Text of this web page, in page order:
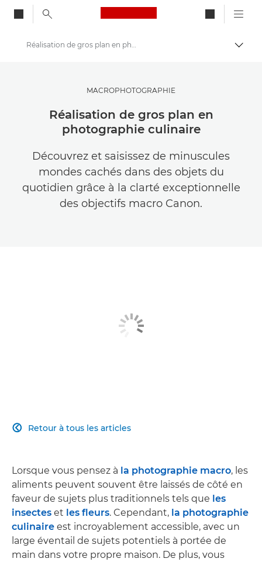
Canon Logo, back to
Trouvez l'inspiration | Conseils de photographie et d'impression et guides de l'acheteur
Conseils et techniques de photographie et d'impression
Réalisation de gros plan en photographie culinaire
MACROPHOTOGRAPHIE
Réalisation de gros plan en
photographie culinaire
Découvrez et saisissez de minuscules
mondes cachés dans des objets du
quotidien grâce à la clarté exceptionnelle
des objectifs macro Canon.
Retour à tous les articles

Lorsque vous pensez à la photographie macro, les
aliments peuvent souvent être laissés de côté en
faveur de sujets plus traditionnels tels que les
insectes et les fleurs. Cependant, la photographie
culinaire est incroyablement accessible, avec un
large éventail de sujets potentiels à portée de
main dans votre propre maison. De plus, vous